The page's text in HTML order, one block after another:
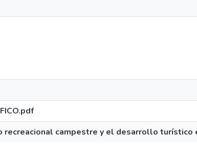
recreacional campestre y el desarrollo turístico